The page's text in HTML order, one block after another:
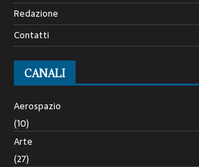
Redazione
Contatti
CANALI
Aerospazio
(10)
Arte
(27)